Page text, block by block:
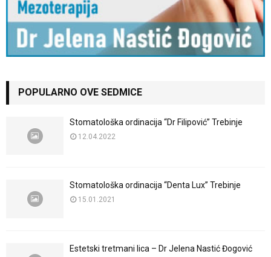
POPULARNO OVE SEDMICE
Stomatološka ordinacija “Dr Filipović” Trebinje
12.04.2022
Stomatološka ordinacija “Denta Lux” Trebinje
15.01.2021
Estetski tretmani lica – Dr Jelena Nastić Đogović